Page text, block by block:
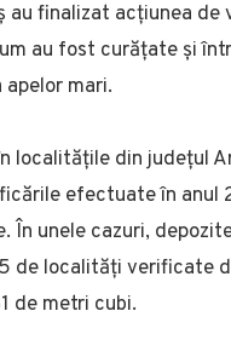
au finalizat acțiunea
au fost curățate și
mari.
localitățile din județul
efectuate în anul
În unele cazuri,
de localități verificate
de metri cubi.